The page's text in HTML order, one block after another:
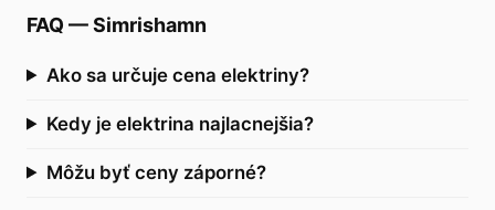
FAQ —Simrishamn
Ako sa určuje cena elektriny?
Kedy je elektrina najlacnejšia?
Môžu byť ceny záporné?